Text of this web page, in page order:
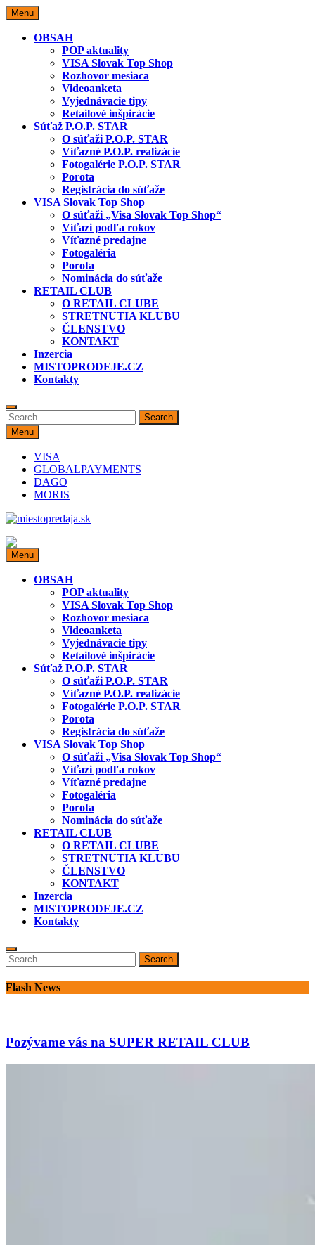
Skip
to
content
Menu
OBSAH
POP aktuality
VISA Slovak Top Shop
Rozhovor mesiaca
Videoanketa
Vyjednávacie tipy
Retailové inšpirácie
Súťaž P.O.P. STAR
O súťaži P.O.P. STAR
Víťazné P.O.P. realizácie
Fotogalérie P.O.P. STAR
Porota
Registrácia do súťaže
VISA Slovak Top Shop
O súťaži „Visa Slovak Top Shop“
Víťazi podľa rokov
Víťazné predajne
Fotogaléria
Porota
Nominácia do súťaže
RETAIL CLUB
O RETAIL CLUBE
STRETNUTIA KLUBU
ČLENSTVO
KONTAKT
Inzercia
MISTOPRODEJE.CZ
Kontakty
Search
for:
Search
Menu
VISA
GLOBALPAYMENTS
DAGO
MORIS
miestopredaja.sk
Miesto predaja
Menu
OBSAH
POP aktuality
VISA Slovak Top Shop
Rozhovor mesiaca
Videoanketa
Vyjednávacie tipy
Retailové inšpirácie
Súťaž P.O.P. STAR
O súťaži P.O.P. STAR
Víťazné P.O.P. realizácie
Fotogalérie P.O.P. STAR
Porota
Registrácia do súťaže
VISA Slovak Top Shop
O súťaži „Visa Slovak Top Shop“
Víťazi podľa rokov
Víťazné predajne
Fotogaléria
Porota
Nominácia do súťaže
RETAIL CLUB
O RETAIL CLUBE
STRETNUTIA KLUBU
ČLENSTVO
KONTAKT
Inzercia
MISTOPRODEJE.CZ
Kontakty
Search
for:
Search
Flash News
Pozývame vás na SUPER RETAIL CLUB